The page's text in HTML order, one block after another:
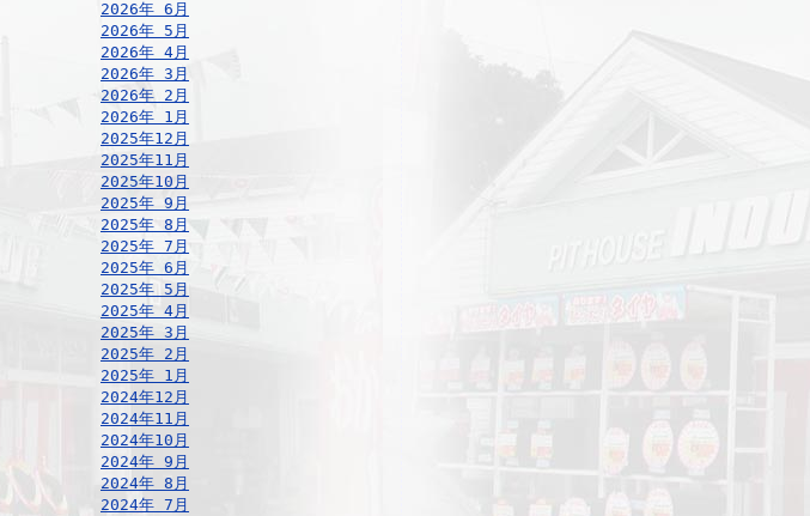
2026年 6月
2026年 5月
2026年 4月
2026年 3月
2026年 2月
2026年 1月
2025年12月
2025年11月
2025年10月
2025年 9月
2025年 8月
2025年 7月
2025年 6月
2025年 5月
2025年 4月
2025年 3月
2025年 2月
2025年 1月
2024年12月
2024年11月
2024年10月
2024年 9月
2024年 8月
2024年 7月